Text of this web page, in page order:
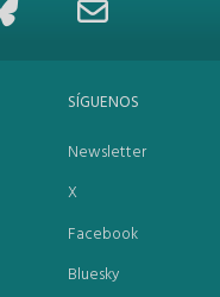
SÍGUENOS
Newsletter
X
Facebook
Bluesky